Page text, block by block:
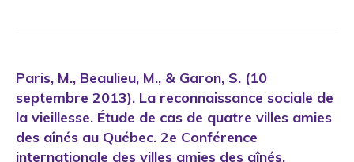
Paris, M., Beaulieu, M., & Garon, S. (10
septembre 2013). La reconnaissance sociale de
la vieillesse. Étude de cas de quatre villes amies
des aînés au Québec. 2e Conférence
internationale des villes amies des aînés.